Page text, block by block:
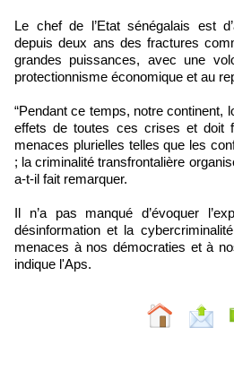
Le chef de l’Etat sénégalais est
depuis deux ans des fractures
grandes puissances, avec une
protectionnisme économique et au
“Pendant ce temps, notre continent,
effets de toutes ces crises et doit
menaces plurielles telles que les
; la criminalité transfrontalière
a-t-il fait remarquer.
Il n’a pas manqué d’évoquer
désinformation et la
menaces à nos démocraties et à
indique l'Aps.